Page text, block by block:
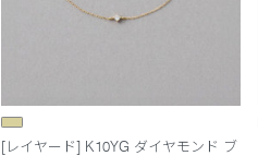
[レイヤード] K10YG ダイヤモンド ブ